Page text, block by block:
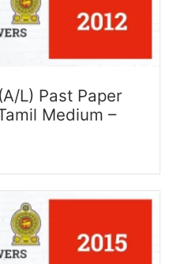
L) Past Paper
Medium –